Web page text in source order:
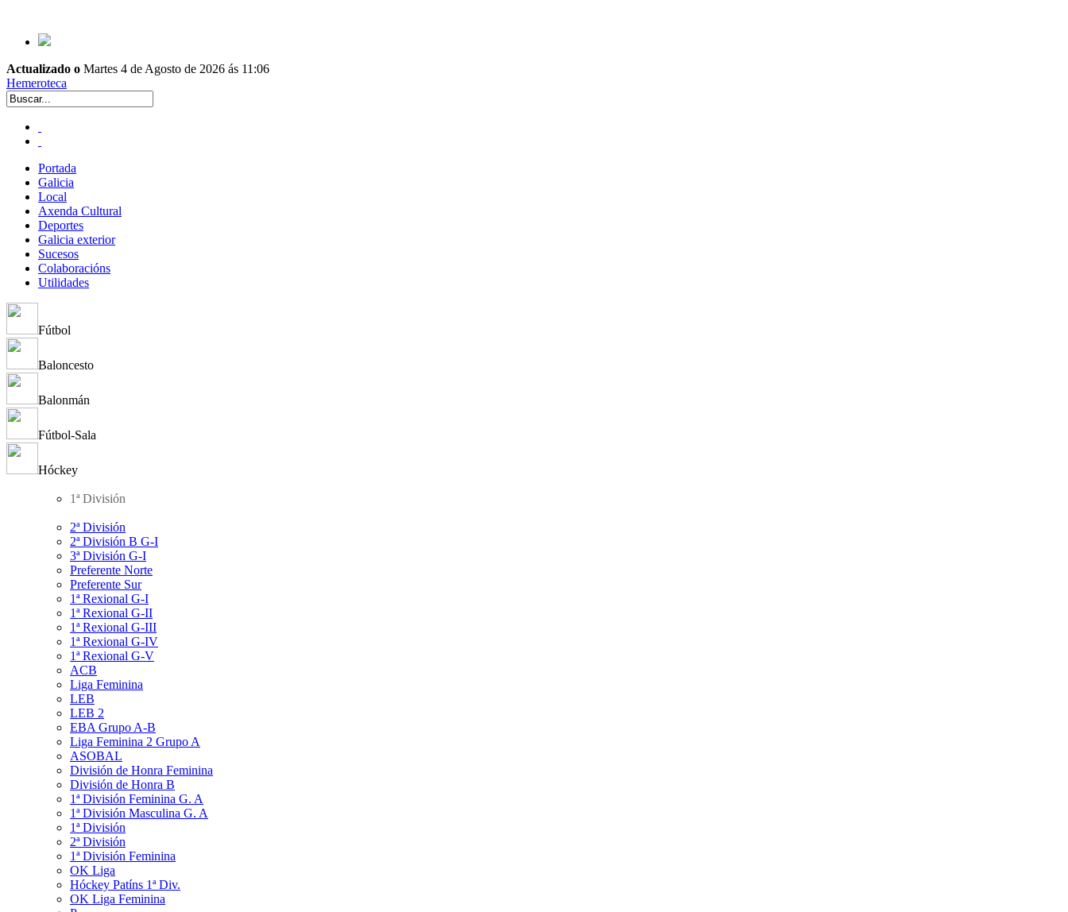
Actualizado o Martes 4 de Agosto de 2026 ás 11:06
Hemeroteca
Portada
Galicia
Local
Axenda Cultural
Deportes
Galicia exterior
Sucesos
Colaboracións
Utilidades
Fútbol
Baloncesto
Balonmán
Fútbol-Sala
Hóckey
1ª División
2ª División
2ª División B G-I
3ª División G-I
Preferente Norte
Preferente Sur
1ª Rexional G-I
1ª Rexional G-II
1ª Rexional G-III
1ª Rexional G-IV
1ª Rexional G-V
ACB
Liga Feminina
LEB
LEB 2
EBA Grupo A-B
Liga Feminina 2 Grupo A
ASOBAL
División de Honra Feminina
División de Honra B
1ª División Feminina G. A
1ª División Masculina G. A
1ª División
2ª División
1ª División Feminina
OK Liga
Hóckey Patíns 1ª Div.
OK Liga Feminina